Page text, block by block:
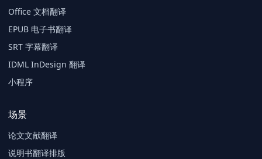
Office 文档翻译
EPUB 电子书翻译
SRT 字幕翻译
IDML InDesign 翻译
小程序
场景
论文文献翻译
说明书翻译排版